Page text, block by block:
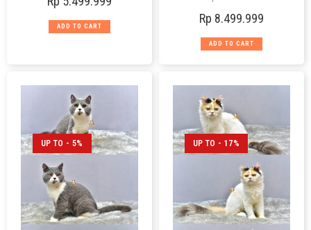
ADD TO CART
Rp 8.499.999
ADD TO CART
UP TO - 5% UP TO - 17%